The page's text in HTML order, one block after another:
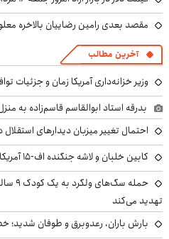
مقصد بعدی رامین رضاییان بالاخره
آخرین مطالب
وزیر خزانه‌داری آمریکا زمان و جزئیات
بدرقه استاد ابوالقاسم قاسم‌زاده به
احتمال تغییر میزبان دیدارهای استقلال
کابین خلبان و لاشه جنگنده اف-۱۵ آمریکایی که با پدافند ایران سرنگون شد
حمله
تهدید می‌کند
بارش باران، رعدوبرق و طوفان شدید؛